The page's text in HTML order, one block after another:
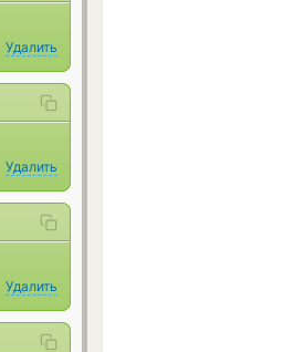
Удалить
Удалить
Удалить